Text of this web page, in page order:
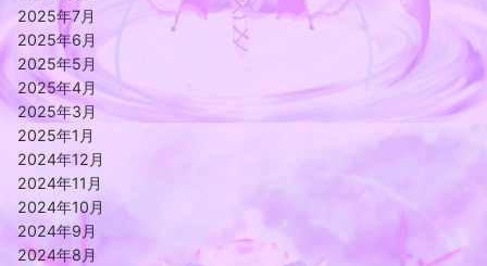
2025年7月
2025年6月
2025年5月
2025年4月
2025年3月
2025年1月
2024年12月
2024年11月
2024年10月
2024年9月
2024年8月